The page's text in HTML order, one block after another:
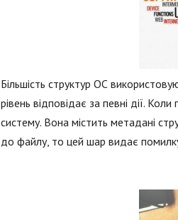
Більшість структур ОС
рівень відповідає за певні дії.
систему. Вона містить метадані
до файлу, то цей шар видає